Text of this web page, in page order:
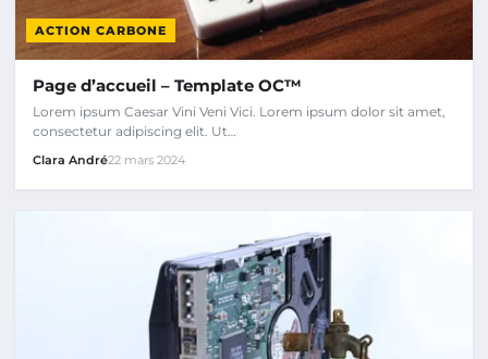
ACTION CARBONE
Page d’accueil – Template OC™
Lorem ipsum Caesar Vini Veni Vici. Lorem ipsum dolor sit amet,
consectetur adipiscing elit. Ut…
Clara André22 mars 2024